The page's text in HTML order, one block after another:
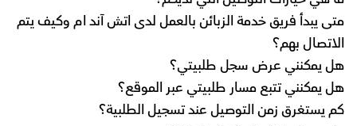
متى يبدأ فريق خدمة الزبائن بالعمل لدى اتش آند ام وكيف يتم
الاتصال بهم؟
هل يمكنني عرض سجل طلبيتي؟
هل يمكنني تتبع مسار طلبيتي عبر الموقع؟
كم يستغرق زمن التوصيل عند تسجيل الطلبية؟